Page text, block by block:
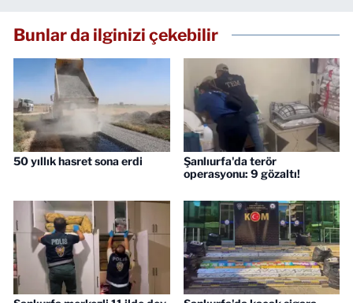
Bunlar da ilginizi çekebilir
50 yıllık hasret sona erdi
Şanlıurfa'da terör
operasyonu: 9 gözaltı!